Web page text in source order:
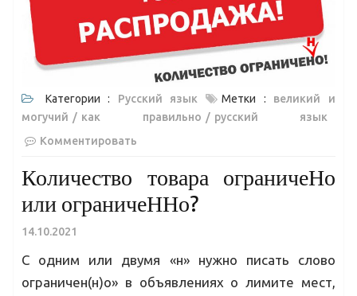
Категории : Русский язык Метки : великий и
могучий
как правильно
русский язык
Комментировать
Количество товара ограничеНо
или ограничеННо?
14.10.2021
С одним или двумя «н» нужно писать слово
ограничен(н)о» в объявлениях о лимите мест,